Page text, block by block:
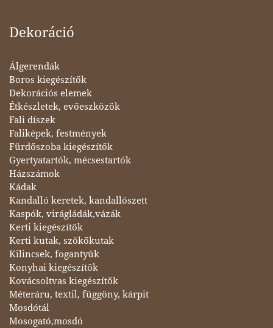
Dekoráció
Álgerendák
Boros kiegészítők
Dekorációs elemek
Étkészletek, evőeszközök
Fali díszek
Faliképek, festmények
Fürdőszoba kiegészítők
Gyertyatartók, mécsestartók
Házszámok
Kádak
Kandalló keretek, kandallószett
Kaspók, virágládák,vázák
Kerti kiegészítők
Kerti kutak, szökőkutak
Kilincsek, fogantyúk
Konyhai kiegészítők
Kovácsoltvas kiegészítők
Méteráru, textil, függöny, kárpit
Mosdótál
Mosogató,mosdó